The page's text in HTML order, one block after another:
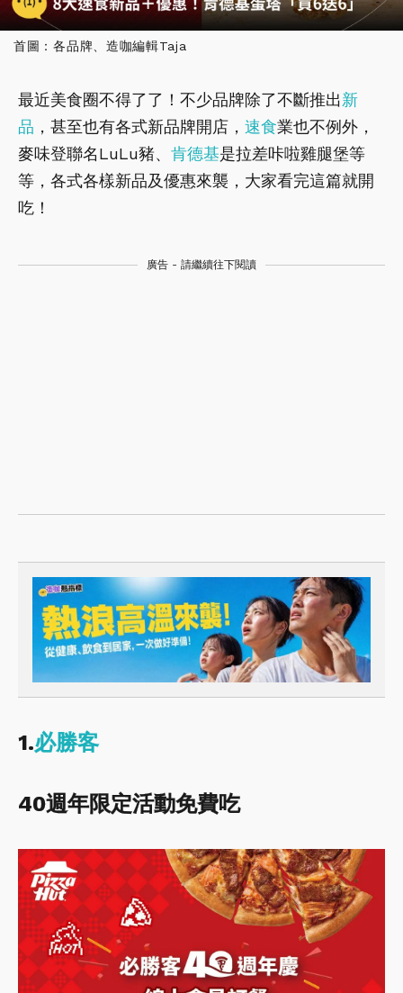
首圖：各品牌、造咖編輯Taja
最近美食圈不得了了！不少品牌除了不斷推出新
品 ，甚至也有各式新品牌開店， 速食業也不例外，
麥味登聯名LuLu豬、 肯德基是拉差咔啦雞腿堡等
等，各式各樣新品及優惠來襲，大家看完這篇就開
吃！
廣告 - 請繼續往下閱讀
1.必勝客
40週年限定活動免費吃